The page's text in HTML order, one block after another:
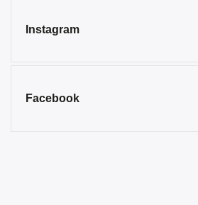
Türkis
Instagram
Facebook